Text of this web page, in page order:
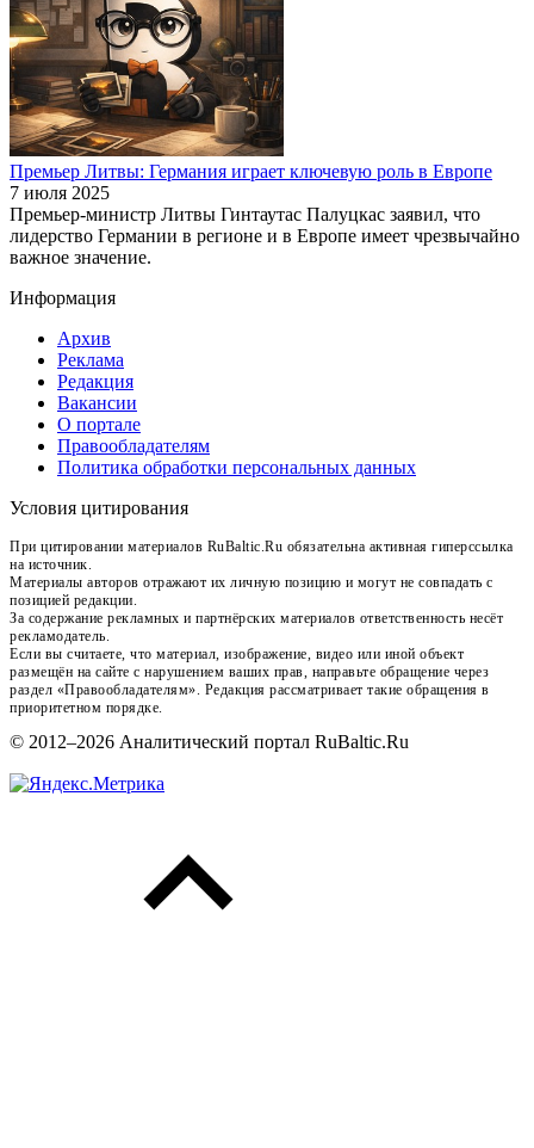
Премьер Литвы: Германия играет ключевую роль в Европе
7 июля 2025
Премьер-министр Литвы Гинтаутас Палуцкас заявил, что
лидерство Германии в регионе и в Европе имеет чрезвычайно
важное значение.
Информация
Архив
Реклама
Редакция
Вакансии
О портале
Правообладателям
Политика обработки персональных данных
Условия цитирования
При цитировании материалов RuBaltic.Ru обязательна активная гиперссылка
на источник.
Материалы авторов отражают их личную позицию и могут не совпадать с
позицией редакции.
За содержание рекламных и партнёрских материалов ответственность несёт
рекламодатель.
Если вы считаете, что материал, изображение, видео или иной объект
размещён на сайте с нарушением ваших прав, направьте обращение через
раздел «Правообладателям». Редакция рассматривает такие обращения в
приоритетном порядке.
© 2012–2026 Аналитический портал RuBaltic.Ru